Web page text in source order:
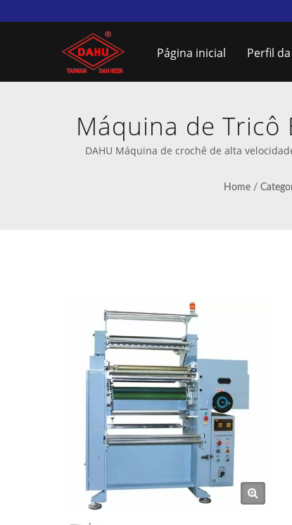
Página inicial Perfil
Máquina de Tricô
de Tricô Não
DAHU Máquina de crochê de alta
Home /